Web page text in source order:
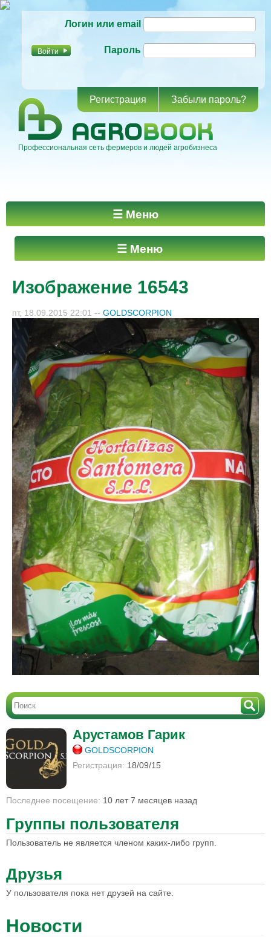
основному
Логин или email
Пароль
Регистрация Забыли пароль?
Профессиональная сеть фермеров и людей агробизнеса
Главное меню ☰ Меню
☰ Меню
Изображение 16543
пт, 18.09.2015 22:01 -- GOLDSCORPION
Арустамов Гарик
GOLDSCORPION
Регистрация: 18/09/15
Последнее посещение: 10 лет 7 месяцев назад
Группы пользователя
Пользователь не является членом каких-либо групп.
Друзья
У пользователя пока нет друзей на сайте.
Новости